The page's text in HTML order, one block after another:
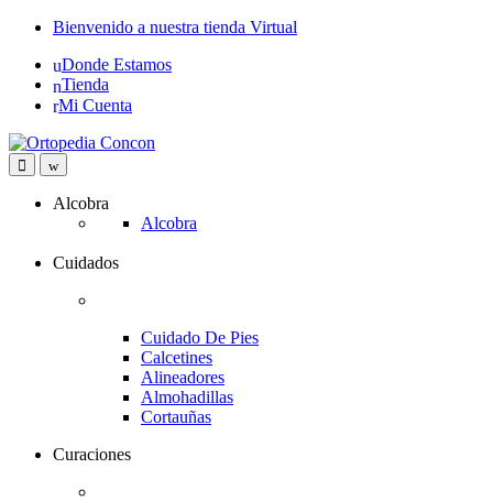
Skip
navigation
Skip
content
Bienvenido a nuestra tienda Virtual
Donde Estamos
Tienda
Mi Cuenta
Alcobra
Alcobra
Cuidados
Cuidado De Pies
Calcetines
Alineadores
Almohadillas
Cortauñas
Curaciones